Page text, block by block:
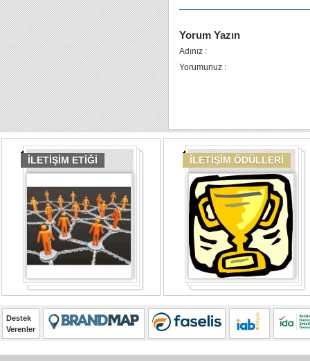
Yorum Yazın
Adınız :
Yorumunuz :
İLETİŞİM ETİĞİ İLETİŞİM ÖDÜLLERİ
Destek
Verenler